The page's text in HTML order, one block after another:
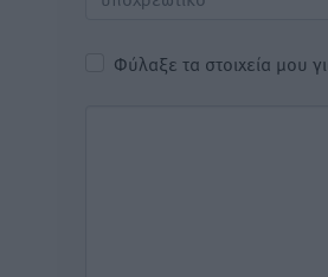
Φύλαξε τα στοιχεία μου